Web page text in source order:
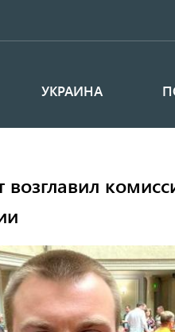
УКРАИНА
возглавил